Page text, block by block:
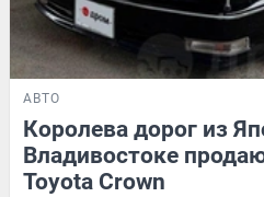
АВТО
Королева дорог из
Владивостоке
Toyota Crown